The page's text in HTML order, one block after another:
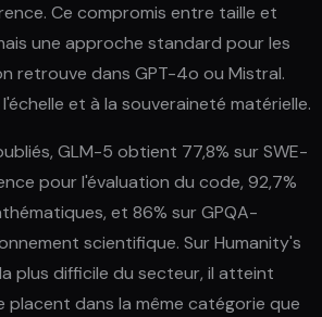
Ce compromis entre taille et
une approche standard pour les
retrouve dans GPT-4o ou Mistral.
et à la souveraineté matérielle.
GLM-5 obtient 77,8% sur SWE-
pour l'évaluation du code, 92,7%
et 86% sur GPQA-
scientifique. Sur Humanity's
plus difficile du secteur, il atteint
placent dans la même catégorie que